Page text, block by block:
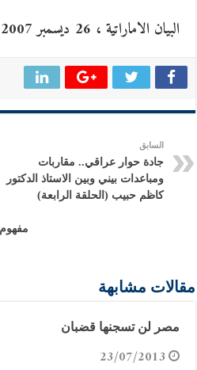
البيان الاماراتية ، 26 ديسمبر 2007
السابق
جادة حوار عراقي.. مقاربات
ومباعدات بيني وبين الاستاذ الدكتور
كاظم حبيب (الحلقة الرابعة)
مقالات مشابهة
مصر لن تسجنها قضبان
23/07/2013